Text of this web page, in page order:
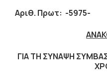
Αριθ. Πρωτ: -5975-
ΓΙΑ ΤΗ ΣΥΝΑΨΗ